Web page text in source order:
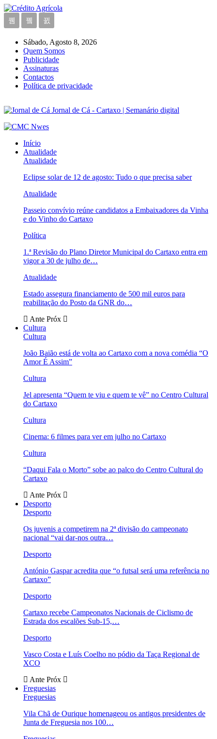
Sábado, Agosto 8, 2026
Quem Somos
Publicidade
Assinaturas
Contactos
Política de privacidade
Jornal de Cá - Cartaxo | Semanário digital
Início
Atualidade
Atualidade
Eclipse solar de 12 de agosto: Tudo o que precisa saber
Atualidade
Passeio convívio reúne candidatos a Embaixadores da Vinha
e do Vinho do Cartaxo
Política
1.ª Revisão do Plano Diretor Municipal do Cartaxo entra em
vigor a 30 de julho de…
Atualidade
Estado assegura financiamento de 500 mil euros para
reabilitação do Posto da GNR do…
Ante Próx
Cultura
Cultura
João Baião está de volta ao Cartaxo com a nova comédia “O
Amor É Assim”
Cultura
Jel apresenta “Quem te viu e quem te vê” no Centro Cultural
do Cartaxo
Cultura
Cinema: 6 filmes para ver em julho no Cartaxo
Cultura
“Daqui Fala o Morto” sobe ao palco do Centro Cultural do
Cartaxo
Ante Próx
Desporto
Desporto
Os juvenis a competirem na 2ª divisão do campeonato
nacional “vai dar-nos outra…
Desporto
António Gaspar acredita que “o futsal será uma referência no
Cartaxo”
Desporto
Cartaxo recebe Campeonatos Nacionais de Ciclismo de
Estrada dos escalões Sub-15,…
Desporto
Vasco Costa e Luís Coelho no pódio da Taça Regional de
XCO
Ante Próx
Freguesias
Freguesias
Vila Chã de Ourique homenageou os antigos presidentes de
Junta de Freguesia nos 100…